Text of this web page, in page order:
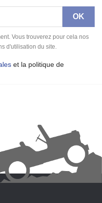
Vous trouverez pour cela nos
d'utilisation du site.
et la politique de